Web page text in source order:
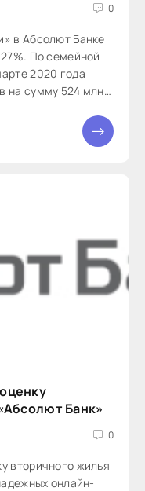
0
в Абсолют Банке
По семейной
2020 года
на сумму 524 млн.
Банк»
0
вторичного жилья
онлайн-